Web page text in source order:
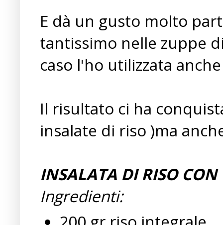
E dà un gusto molto
tantissimo nelle zuppe
caso l'ho utilizzata
Il risultato ci ha
insalate di riso )ma
INSALATA DI RISO
Ingredienti: